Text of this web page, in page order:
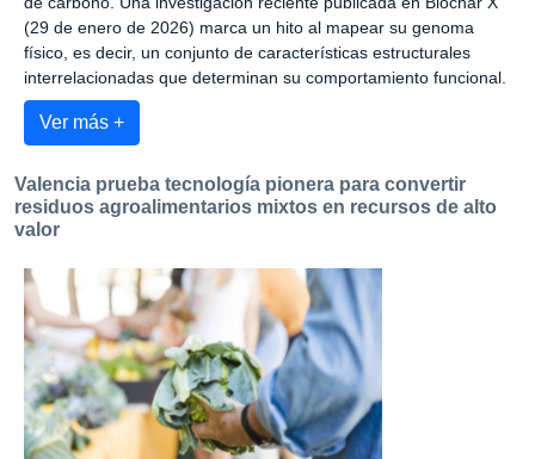
(29 de enero de 2026) marca un hito al mapear su genoma
físico, es decir, un conjunto de características estructurales
interrelacionadas que determinan su comportamiento funcional.
Ver más +
Valencia prueba tecnología pionera para convertir
residuos agroalimentarios mixtos en recursos de alto
valor